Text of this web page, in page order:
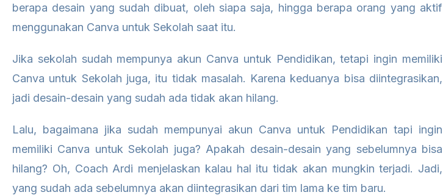
berapa desain yang sudah dibuat, oleh siapa saja, hingga berapa orang yang aktif
menggunakan Canva untuk Sekolah saat itu.
Jika sekolah sudah mempunya akun Canva untuk Pendidikan, tetapi ingin memiliki
Canva untuk Sekolah juga, itu tidak masalah. Karena keduanya bisa diintegrasikan,
jadi desain-desain yang sudah ada tidak akan hilang.
Lalu, bagaimana jika sudah mempunyai akun Canva untuk Pendidikan tapi ingin
memiliki Canva untuk Sekolah juga? Apakah desain-desain yang sebelumnya bisa
hilang? Oh, Coach Ardi menjelaskan kalau hal itu tidak akan mungkin terjadi. Jadi,
yang sudah ada sebelumnya akan diintegrasikan dari tim lama ke tim baru.